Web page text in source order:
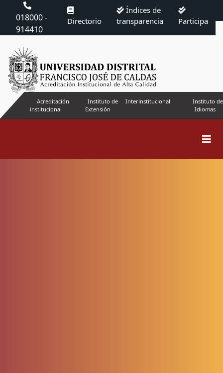
018000 -
914410
Directorio
Índices de
transparencia
Participa
Acreditación
institucional
Instituto de
Extensión
Interinstitucional
Instituto de
Idiomas